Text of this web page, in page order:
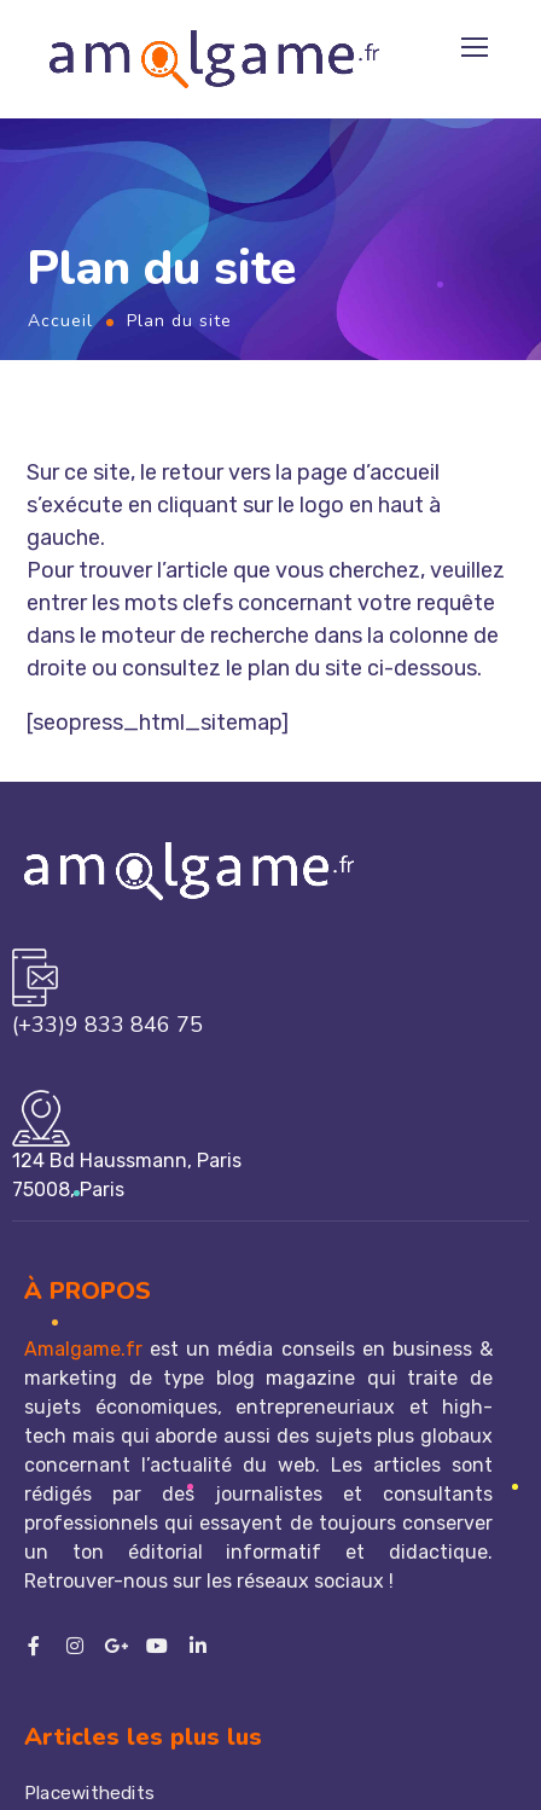
Plan du site
Accueil Plan du site
Sur ce site, le retour vers la page d’accueil
s’exécute en cliquant sur le logo en haut à
gauche.
Pour trouver l’article que vous cherchez, veuillez
entrer les mots clefs concernant votre requête
dans le moteur de recherche dans la colonne de
droite ou consultez le plan du site ci-dessous.
[seopress_html_sitemap]
(+33)9 833 846 75
124 Bd Haussmann, Paris
75008, Paris
À PROPOS
Amalgame.fr est un média conseils en business &
marketing de type blog magazine qui traite de
sujets économiques, entrepreneuriaux et high-
tech mais qui aborde aussi des sujets plus globaux
concernant l’actualité du web. Les articles sont
rédigés par des journalistes et consultants
professionnels qui essayent de toujours conserver
un ton éditorial informatif et didactique.
Retrouver-nous sur les réseaux sociaux !
Articles les plus lus
Placewithedits
Rejoignez notre
2 - Soyez parmi les premiers informés de la sortie
d'une nouveauté inédite en France